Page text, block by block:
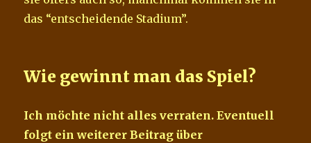
das “entscheidende Stadium”.
Wie gewinnt man das Spiel?
Ich möchte nicht alles verraten. Eventuell
folgt ein weiterer Beitrag über